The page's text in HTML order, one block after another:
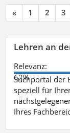
« 1 2 3
Lehren an
Relevanz:
62%
Suchportal der
speziell für
Ihres